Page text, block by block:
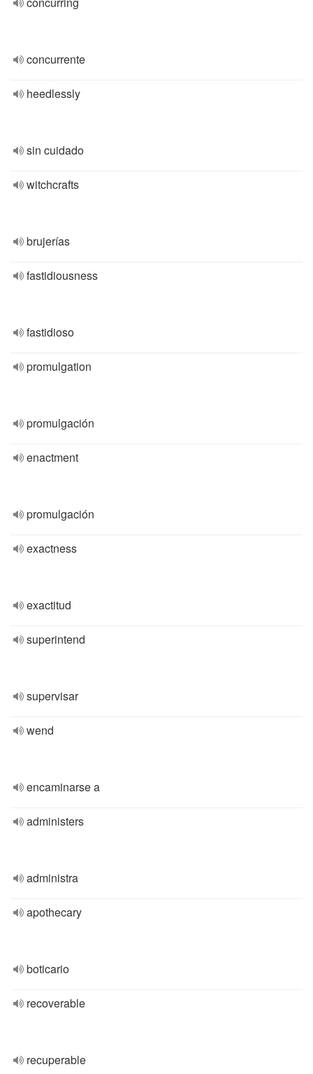
concurrente
heedlessly
sin cuidado
witchcrafts
brujerías
fastidiousness
fastidioso
promulgation
promulgación
enactment
promulgación
exactness
exactitud
superintend
supervisar
wend
encaminarse a
administers
administra
apothecary
boticario
recoverable
recuperable